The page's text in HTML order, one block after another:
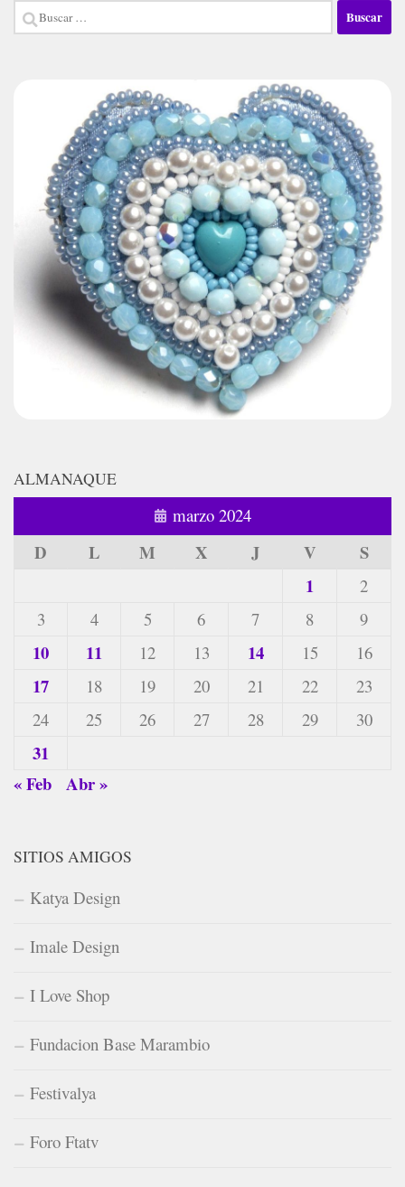
Buscar:
ALMANAQUE
marzo 2024
D L M X J V
S
1
2
3
4 5 6 7 8 9
10 11 12 13 14 15 16
17 18 19 20 21 22
23
24
25 26 27 28 29 30
31
« Feb Abr »
SITIOS AMIGOS
Katya Design
Imale Design
I Love Shop
Fundacion Base Marambio
Festivalya
Foro Ftatv